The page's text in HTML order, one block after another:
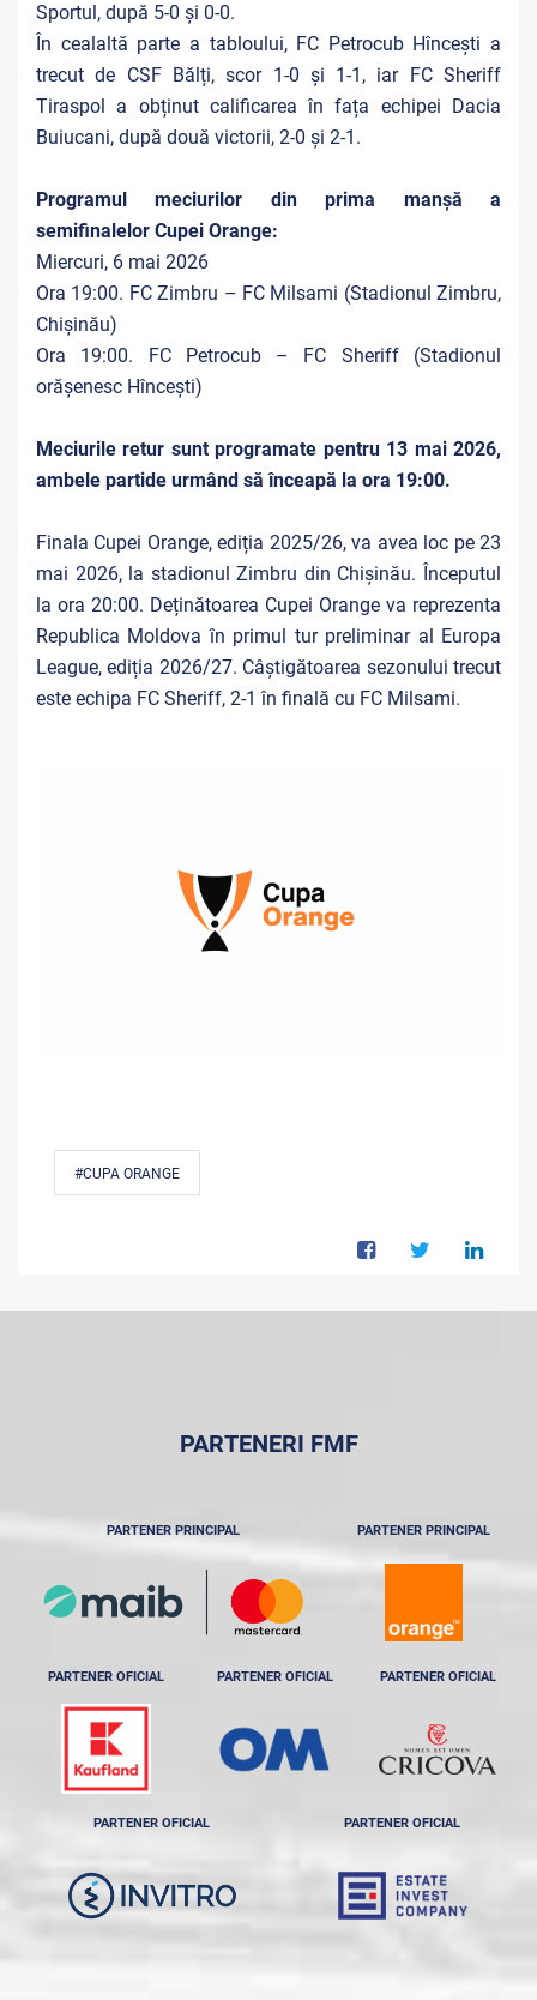
Sportul, după 5-0 și 0-0.
În cealaltă parte a tabloului, FC Petrocub Hîncești a
trecut de CSF Bălți, scor 1-0 și 1-1, iar FC Sheriff
Tiraspol a obținut calificarea în fața echipei Dacia
Buiucani, după două victorii, 2-0 și 2-1.
Programul meciurilor din prima manșă a
semifinalelor Cupei Orange:
Miercuri, 6 mai 2026
Ora 19:00. FC Zimbru – FC Milsami (Stadionul Zimbru,
Chișinău)
Ora 19:00. FC Petrocub – FC Sheriff (Stadionul
orășenesc Hîncești)
Meciurile retur sunt programate pentru 13 mai 2026,
ambele partide urmând să înceapă la ora 19:00.
Finala Cupei Orange, ediția 2025/26, va avea loc pe 23
mai 2026, la stadionul Zimbru din Chișinău. Începutul
la ora 20:00. Deținătoarea Cupei Orange va reprezenta
Republica Moldova în primul tur preliminar al Europa
League, ediția 2026/27. Câștigătoarea sezonului trecut
este echipa FC Sheriff, 2-1 în finală cu FC Milsami.
#CUPA ORANGE
PARTENERI FMF
PARTENER PRINCIPAL PARTENER PRINCIPAL
PARTENER OFICIAL PARTENER OFICIAL PARTENER OFICIAL
PARTENER OFICIAL PARTENER OFICIAL